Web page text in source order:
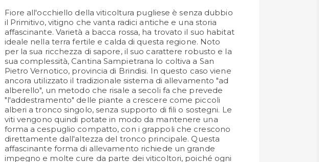
Fiore all'occhiello della viticoltura pugliese è senza dubbio
il Primitivo, vitigno che vanta radici antiche e una storia
affascinante. Varietà a bacca rossa, ha trovato il suo habitat
ideale nella terra fertile e calda di questa regione. Noto
per la sua ricchezza di sapore, il suo carattere robusto e la
sua complessità, Cantina Sampietrana lo coltiva a San
Pietro Vernotico, provincia di Brindisi. In questo caso viene
ancora utilizzato il tradizionale sistema di allevamento "ad
alberello", un metodo che risale a secoli fa che prevede
"l'addestramento" delle piante a crescere come piccoli
alberi a tronco singolo, senza supporto di fili o sostegni. Le
viti vengono quindi potate in modo da mantenere una
forma a cespuglio compatto, con i grappoli che crescono
direttamente dall'altezza del tronco principale. Questa
affascinante forma di allevamento richiede un grande
impegno e molte cure da parte dei viticoltori, poiché ogni